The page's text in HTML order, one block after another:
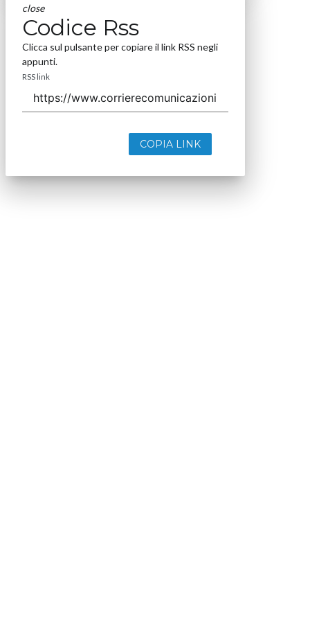
close
Codice Rss
Clicca sul pulsante per copiare il link RSS negli
appunti.
RSS link
COPIA LINK